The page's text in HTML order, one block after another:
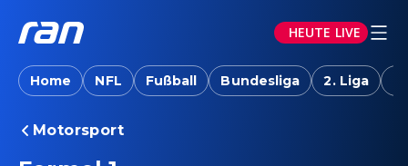
HEUTE LIVE
Home NFL Fußball Bundesliga 2. Liga
Motorsport